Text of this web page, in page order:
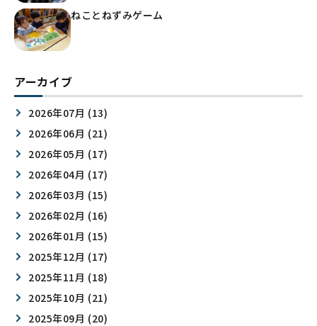
ねことねずみゲーム
アーカイブ
2026年07月 (13)
2026年06月 (21)
2026年05月 (17)
2026年04月 (17)
2026年03月 (15)
2026年02月 (16)
2026年01月 (15)
2025年12月 (17)
2025年11月 (18)
2025年10月 (21)
2025年09月 (20)